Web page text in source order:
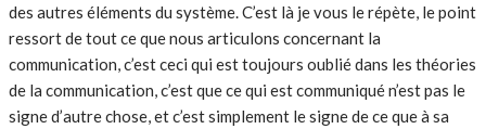
des autres éléments du système. C’est là je vous le répète, le point
ressort de tout ce que nous articulons concernant la
communication, c’est ceci qui est toujours oublié dans les théories
de la communication, c’est que ce qui est communiqué n’est pas le
signe d’autre chose, et c’est simplement le signe de ce que à sa